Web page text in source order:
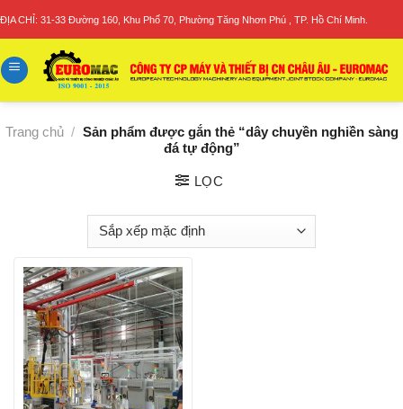
ĐỊA CHỈ: 31-33 Đường 160, Khu Phố 70, Phường Tăng Nhơn Phú , TP. Hồ Chí Minh.
Trang chủ / Sản phẩm được gắn thẻ “dây chuyền nghiền sàng
đá tự động”
LỌC